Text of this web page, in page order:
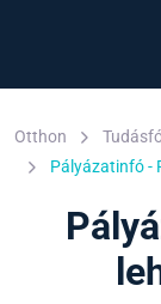
Otthon
Pályázatinfó -